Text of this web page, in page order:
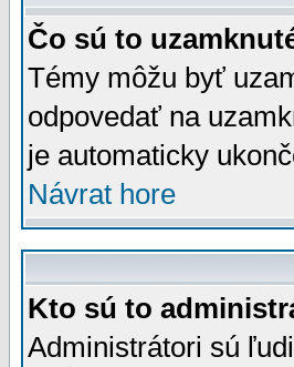
Čo sú to
Témy môžu byť
odpovedať na
je automaticky
Návrat hore
Kto sú to
Administrátori sú